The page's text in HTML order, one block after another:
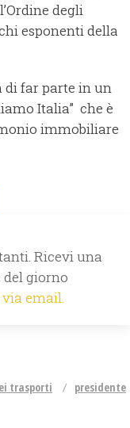
degli
esponenti della
di far parte in un
Italia” che è
immobiliare
Ricevi una
del giorno
email.
trasporti
presidente